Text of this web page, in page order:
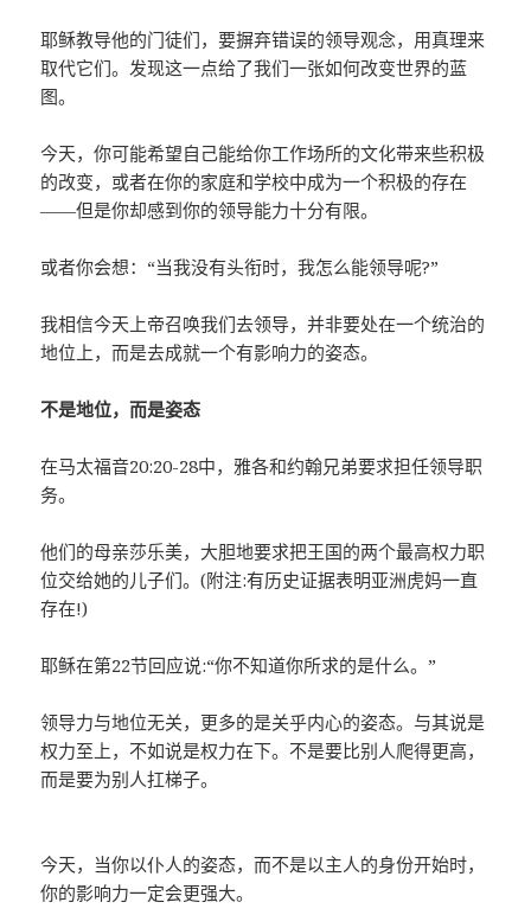
耶稣教导他的门徒们，要摒弃错误的领导观念，用真理来
取代它们。发现这一点给了我们一张如何改变世界的蓝
图。
今天，你可能希望自己能给你工作场所的文化带来些积极
的改变，或者在你的家庭和学校中成为一个积极的存在
——但是你却感到你的领导能力十分有限。
或者你会想：“当我没有头衔时，我怎么能领导呢?”
我相信今天上帝召唤我们去领导，并非要处在一个统治的
地位上，而是去成就一个有影响力的姿态。
不是地位，而是姿态
在马太福音20:20-28中，雅各和约翰兄弟要求担任领导职
务。
他们的母亲莎乐美，大胆地要求把王国的两个最高权力职
位交给她的儿子们。(附注:有历史证据表明亚洲虎妈一直
存在!)
耶稣在第22节回应说:“你不知道你所求的是什么。”
领导力与地位无关，更多的是关乎内心的姿态。与其说是
权力至上，不如说是权力在下。不是要比别人爬得更高，
而是要为别人扛梯子。
今天，当你以仆人的姿态，而不是以主人的身份开始时，
你的影响力一定会更强大。